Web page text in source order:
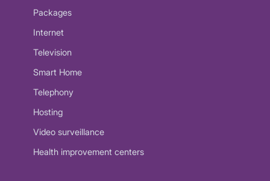
Packages
Internet
Television
Smart Home
Telephony
Hosting
Video surveillance
Health improvement centers